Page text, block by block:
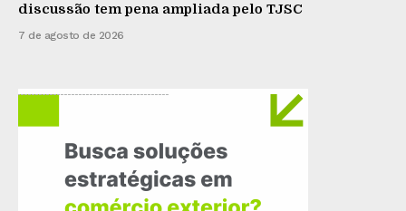
discussão tem pena ampliada pelo TJSC
7 de agosto de 2026